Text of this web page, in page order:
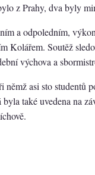
z Prahy, dva byly
a odpoledním,
Kolářem. Soutěž
výchova a
němž asi sto studentů
také uvedena na